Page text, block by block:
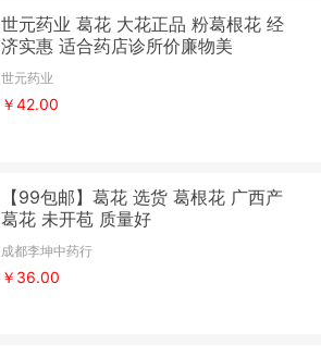
世元药业 葛花 大花正品 粉葛根花 经
济实惠 适合药店诊所价廉物美
世元药业
￥42.00
【99包邮】葛花 选货 葛根花 广西产
葛花 未开苞 质量好
成都李坤中药行
￥36.00